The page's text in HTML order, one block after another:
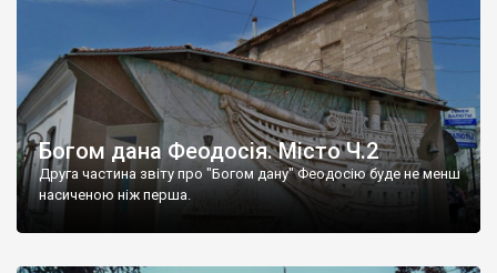
Богом дана Феодосія. Місто Ч.2
Друга частина звіту про "Богом дану" Феодосію буде не менш
насиченою ніж перша.